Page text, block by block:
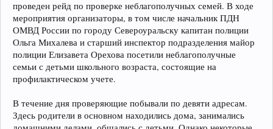
проведен рейд по проверке неблагополучных семей. В ходе
мероприятия организаторы, в том числе начальник ПДН
ОМВД России по городу Североуральску капитан полиции
Ольга Михалева и старший инспектор подразделения майор
полиции Елизавета Орехова посетили неблагополучные
семьи с детьми школьного возраста, состоящие на
профилактическом учете.
В течение дня проверяющие побывали по девяти адресам.
Здесь родители в основном находились дома, занимались